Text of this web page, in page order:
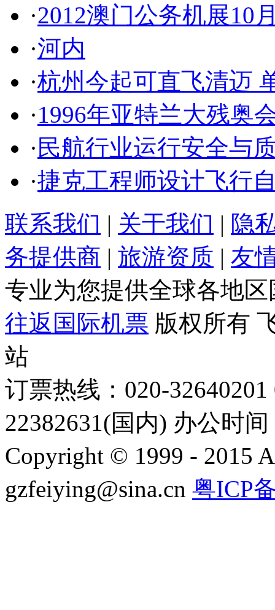
·2012澳门公务机展10
·河内
·杭州今起可直飞清迈
·1996年亚特兰大残奥
· 民航行业运行安全与
·捷克工程师设计飞行
联系我们 | 关于我们 | 隐
务提供商 | 旅游资质 | 友
专业为您提供全球各地
往返国际机票 版权所有
站
订票热线：020-
22382631(国内) 办公时
Copyright © 1999 - 2015
gzfeiying@sina.cn 粤ICP